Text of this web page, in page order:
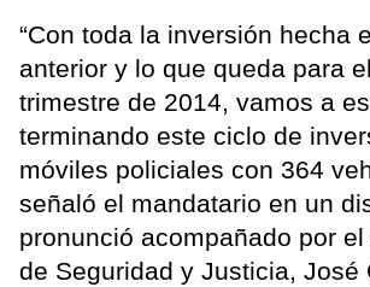
“Con toda la inversión hecha
anterior y lo que queda para
trimestre de 2014, vamos a
terminando este ciclo de
móviles policiales con 364
señaló el mandatario en un
pronunció acompañado por
de Seguridad y Justicia, José